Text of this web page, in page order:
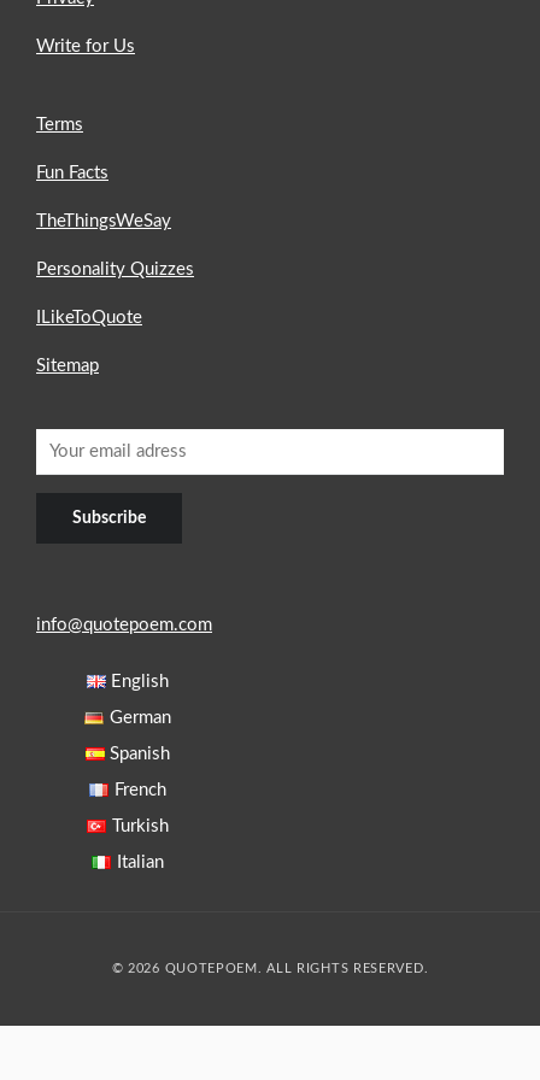
Write for Us
Terms
Fun Facts
TheThingsWeSay
Personality Quizzes
ILikeToQuote
Sitemap
info@quotepoem.com
English
German
Spanish
French
Turkish
Italian
© 2026 QUOTEPOEM. ALL RIGHTS RESERVED.